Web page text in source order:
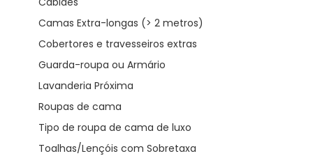
Camas Extra-longas (> 2 metros)
Cobertores e travesseiros extras
Guarda-roupa ou Armário
Lavanderia Próxima
Roupas de cama
Tipo de roupa de cama de luxo
Toalhas/Lençóis com Sobretaxa